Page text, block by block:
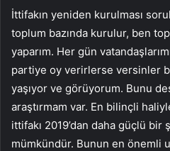
İttifakın yeniden kurulması
toplum bazında kurulur, ben
yaparım. Her gün
partiye oy verirlerse versinler
yaşıyor ve görüyorum. Bunu
araştırmam var. En bilinçli
ittifakı 2019’dan daha güçlü bir
mümkündür. Bunun en önemli